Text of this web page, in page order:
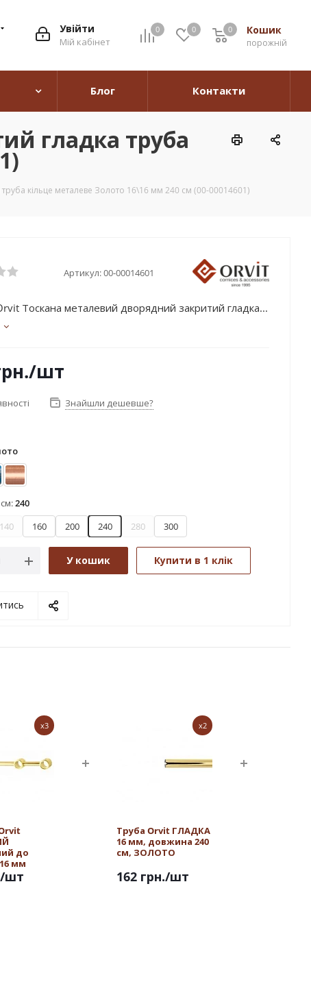
0 0 Кошик
0
порожній
0
Увійти
Мій кабінет
Блог Контакти
гладка труба
кільце металеве Золото 16\16 мм 240 см (00-00014601)
Артикул:00-00014601
Тоскана металевий дворядний закритий гладка...
/шт
Знайшли дешевше?
матове - блакить
Мідь
240
140 160 200 240 280 300
У кошик Купити в 1 клік
x3
до
мм
/шт
x2
Труба Orvit ГЛАДКА
16 мм, довжина 240
см, ЗОЛОТО
162 грн./шт